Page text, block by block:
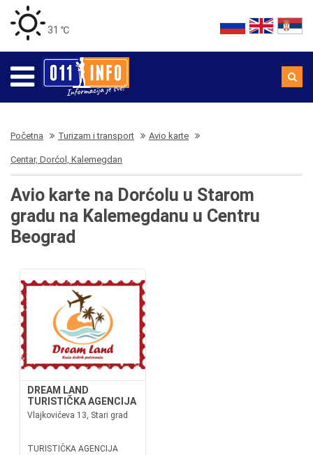
31 ℃
Početna Turizam i transport Avio karte
Centar, Dorćol, Kalemegdan
Avio karte na Dorćolu u Starom
gradu na Kalemegdanu u Centru
Beograd
DREAM LAND
TURISTIČKA AGENCIJA
Vlajkovićeva 13, Stari grad
TURISTIČKA AGENCIJA